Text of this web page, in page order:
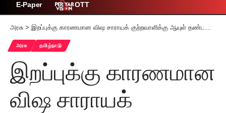
E-Paper OTT
அரசு > இறப்புக்கு காரணமான விஷ சாராயக் குற்றவாளிக்கு ஆயுள் தண்டனை: ரூ.10 லட்சம் அபராதம்! தமிழ்நாடு சட்டப்பேரவையில் சட்ட திருத்த சட்ட முன் முடிவு நிறைவேற்றம்
அரசு தமிழ்நாடு
இறப்புக்கு காரணமான
விஷ சாராயக்